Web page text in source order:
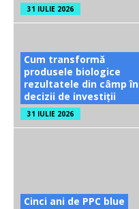
31 IULIE 2026
Cum transformă
produsele biologice
rezultatele din câmp în
decizii de investiții
31 IULIE 2026
Cinci ani de PPC blue